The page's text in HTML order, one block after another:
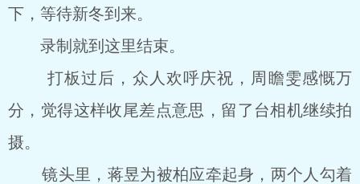
下，等待新冬到来。
录制就到这里结束。
打板过后，众人欢呼庆祝，周瞻雯感慨万
分，觉得这样收尾差点意思，留了台相机继续拍
摄。
镜头里，蒋昱为被柏应牵起身，两个人勾着